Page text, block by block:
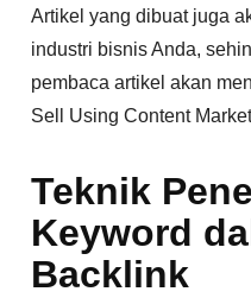
Artikel yang dibuat juga
industri bisnis Anda,
pembaca artikel akan
Sell Using Content
Teknik
Keyword
Backlink